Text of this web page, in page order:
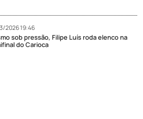
2026 19:46
sob pressão, Filipe Luís roda elenco na
do Carioca